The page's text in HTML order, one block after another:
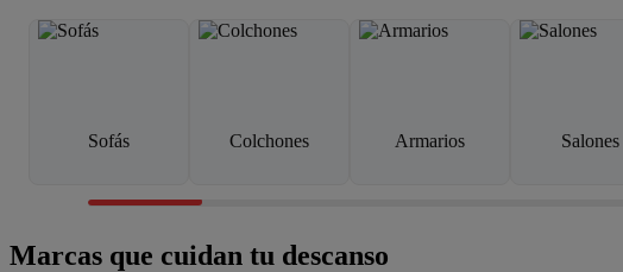
Sofás Colchones Armarios Salones
Marcas que cuidan tu descanso